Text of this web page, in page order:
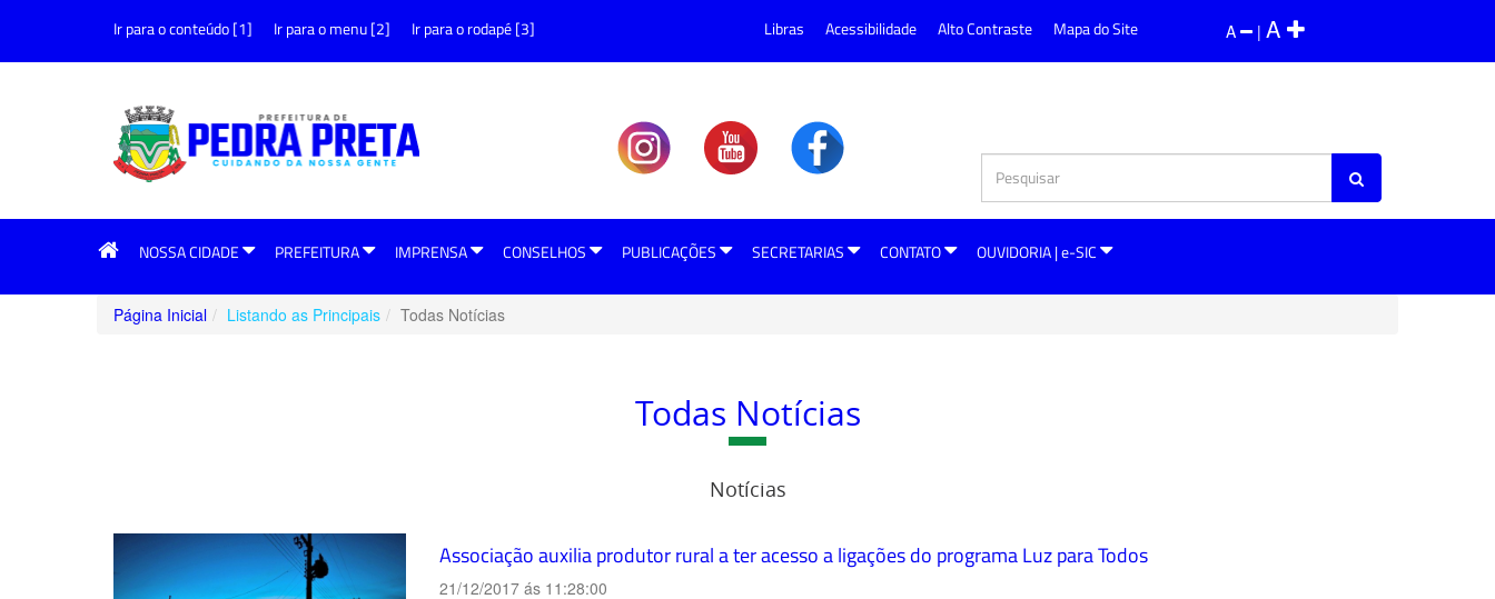
Ir para o conteúdo [1] Ir para o menu [2] Ir para o rodapé [3] A | A
Libras Acessibilidade Alto Contraste Mapa do Site
NOSSA CIDADE PREFEITURA IMPRENSA CONSELHOS PUBLICAÇÕES SECRETARIAS CONTATO OUVIDORIA | e-SIC
Página Inicial Listando as Principais Todas Notícias
Todas Notícias
Notícias
Associação auxilia produtor rural a ter acesso a ligações do programa Luz para Todos
21/12/2017 ás 11:28:00